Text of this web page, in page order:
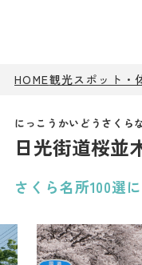
HOME観光スポット・
日光街道桜並
さくら名所100選